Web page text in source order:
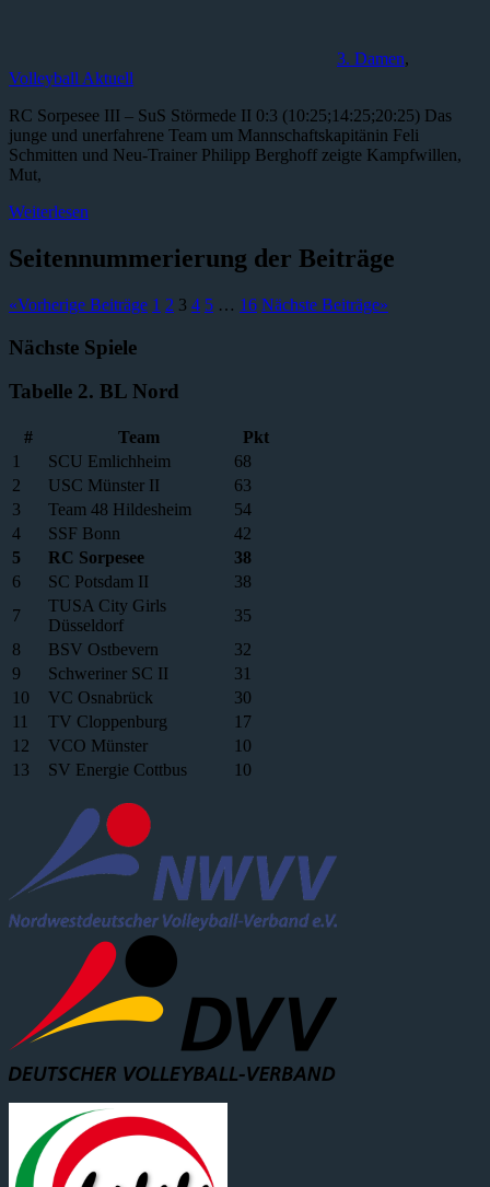
3. Damen,
Volleyball Aktuell
RC Sorpesee III – SuS Störmede II 0:3 (10:25;14:25;20:25) Das
junge und unerfahrene Team um Mannschaftskapitänin Feli
Schmitten und Neu-Trainer Philipp Berghoff zeigte Kampfwillen,
Mut,
Weiterlesen
Seitennummerierung der Beiträge
«Vorherige Beiträge 1 2 3 4 5 … 16 Nächste Beiträge»
Nächste Spiele
Tabelle 2. BL Nord
# Team
Pkt
1
SCU Emlichheim
68
2
USC Münster II
63
3
Team 48 Hildesheim
54
4
SSF Bonn
42
5
RC Sorpesee
38
6
SC Potsdam II
38
7
TUSA City Girls
Düsseldorf
35
8
BSV Ostbevern
32
9
Schweriner SC II
31
10
VC Osnabrück
30
11
TV Cloppenburg
17
12
VCO Münster
10
13
SV Energie Cottbus 10